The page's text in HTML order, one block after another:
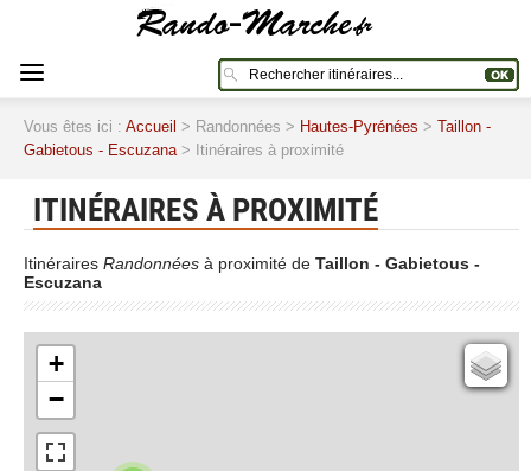
Vous êtes ici : Accueil > Randonnées > Hautes-Pyrénées > Taillon -
Gabietous - Escuzana> Itinéraires à proximité
ITINÉRAIRES À PROXIMITÉ
Itinéraires Randonnées à proximité de Taillon - Gabietous -
Escuzana
+
−